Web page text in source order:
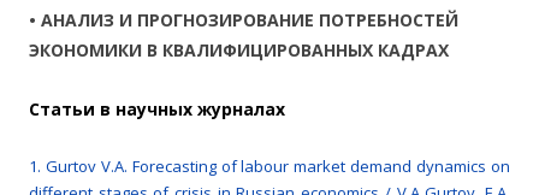
• АНАЛИЗ И ПРОГНОЗИРОВАНИЕ ПОТРЕБНОСТЕЙ
ЭКОНОМИКИ В КВАЛИФИЦИРОВАННЫХ КАДРАХ
Cтатьи в научных журналах
1. Gurtov V.A. Forecasting of labour market demand dynamics on